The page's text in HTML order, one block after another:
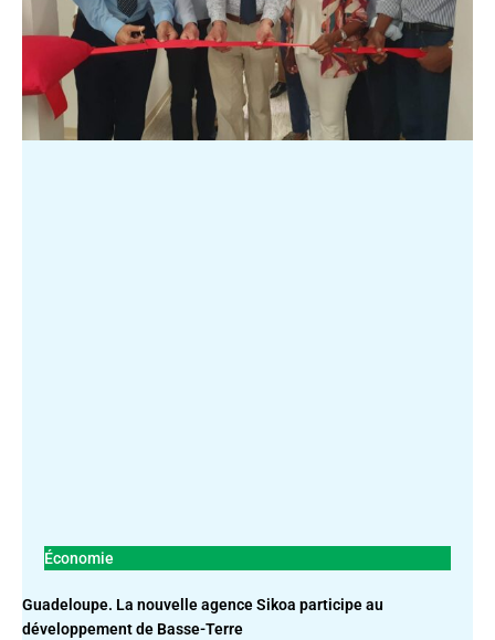
Économie
Guadeloupe. La nouvelle agence Sikoa participe au
développement de Basse-Terre